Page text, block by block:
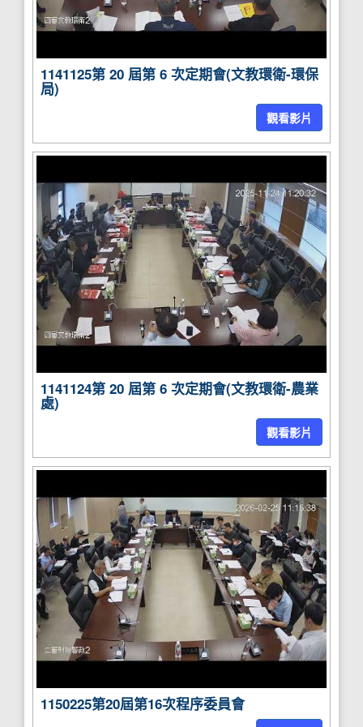
1141125第 20 屆第 6 次定期會(文教環衛-環保
局)
觀看影片
1141124第 20 屆第 6 次定期會(文教環衛-農業
處)
觀看影片
1150225第20屆第16次程序委員會